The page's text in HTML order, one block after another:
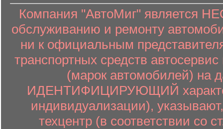
Компания "АвтоМиг" является
обслуживанию и ремонту
ни к официальным
транспортных средств
(марок автомобилей) на
ИДЕНТИФИЦИРУЮЩИЙ характер
индивидуализации),
техцентр (в соответствии со